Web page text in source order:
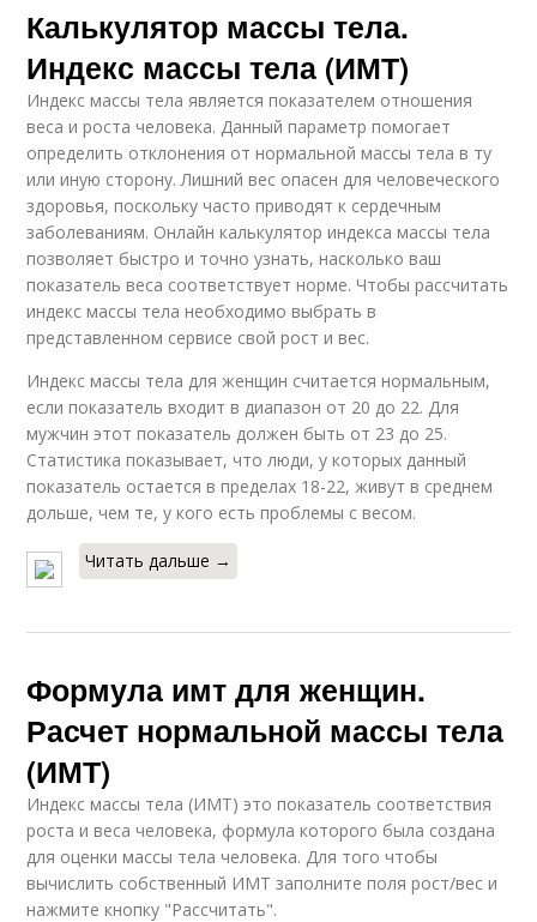
Калькулятор массы тела.
Индекс массы тела (ИМТ)
Индекс массы тела является показателем отношения
веса и роста человека. Данный параметр помогает
определить отклонения от нормальной массы тела в ту
или иную сторону. Лишний вес опасен для человеческого
здоровья, поскольку часто приводят к сердечным
заболеваниям. Онлайн калькулятор индекса массы тела
позволяет быстро и точно узнать, насколько ваш
показатель веса соответствует норме. Чтобы рассчитать
индекс массы тела необходимо выбрать в
представленном сервисе свой рост и вес.
Индекс массы тела для женщин считается нормальным,
если показатель входит в диапазон от 20 до 22. Для
мужчин этот показатель должен быть от 23 до 25.
Статистика показывает, что люди, у которых данный
показатель остается в пределах 18-22, живут в среднем
дольше, чем те, у кого есть проблемы с весом.
Читать дальше →
Формула имт для женщин.
Расчет нормальной массы тела
(ИМТ)
Индекс массы тела (ИМТ) это показатель соответствия
роста и веса человека, формула которого была создана
для оценки массы тела человека. Для того чтобы
вычислить собственный ИМТ заполните поля рост/вес и
нажмите кнопку "Рассчитать".